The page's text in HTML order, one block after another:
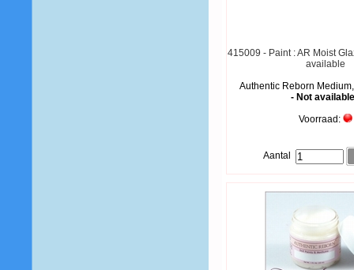
415009 - Paint : AR Moist
available
Authentic Reborn
- Not
Voorraad:
Aantal